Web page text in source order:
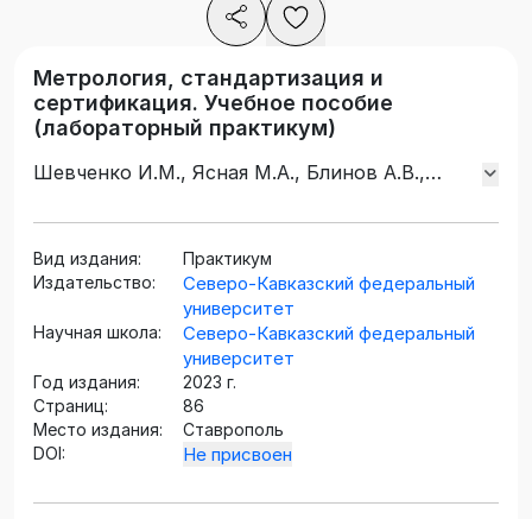
Метрология, стандартизация и
сертификация. Учебное пособие
(лабораторный практикум)
Шевченко И.М., Ясная М.А., Блинов А.В.,
Вид издания:
Практикум
Издательство:
Северо-Кавказский федеральный
университет
Научная школа:
Северо-Кавказский федеральный
университет
Год издания:
2023 г.
Страниц:
86
Место издания:
Ставрополь
DOI:
Не присвоен